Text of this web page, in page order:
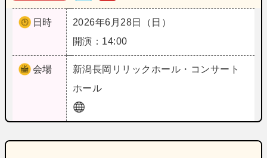
日時
2026年6月28日（日）
開演：14:00
会場 新潟長岡リリックホール・コンサート
ホール